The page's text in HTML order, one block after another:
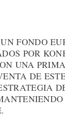
FONDO
POR
UNA
DE